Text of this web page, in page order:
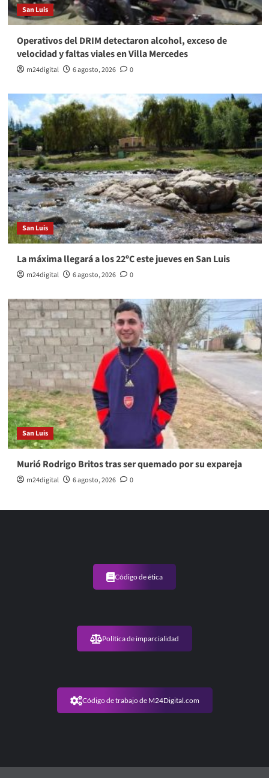
San Luis
Operativos del DRIM detectaron alcohol, exceso de
velocidad y faltas viales en Villa Mercedes
m24digital 6 agosto, 2026 0
San Luis
La máxima llegará a los 22ºC este jueves en San Luis
m24digital 6 agosto, 2026 0
San Luis
Murió Rodrigo Britos tras ser quemado por su expareja
m24digital 6 agosto, 2026 0
Código de ética
Política de imparcialidad
Código de trabajo de M24Digital.com